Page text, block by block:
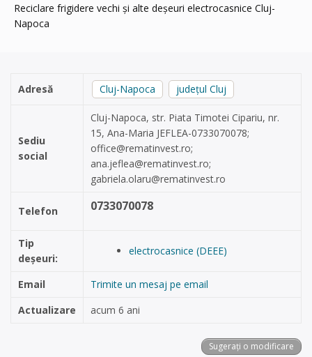
Reciclare frigidere vechi și alte deșeuri electrocasnice Cluj-
Napoca
Adresă Cluj-Napoca județul Cluj
Sediu
social
Cluj-Napoca, str. Piata Timotei Cipariu, nr.
15, Ana-Maria JEFLEA-0733070078;
office@rematinvest.ro;
ana.jeflea@rematinvest.ro;
gabriela.olaru@rematinvest.ro
Telefon 0733070078
Tip
deșeuri:
electrocasnice (DEEE)
Email
Trimite un mesaj pe email
Actualizare
acum 6 ani
Sugerați o modificare